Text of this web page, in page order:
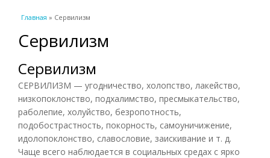
Вы здесь
Главная » Сервилизм
Сервилизм
Сервилизм
СЕРВИЛИЗМ — угодничество, холопство, лакейство,
низкопоклонство, подхалимство, пресмыкательство,
раболепие, холуйство, безропотность,
подобострастность, покорность, самоуничижение,
идолопоклонство, славословие, заискивание и т. д.
Чаще всего наблюдается в социальных средах с ярко